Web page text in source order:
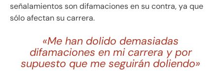
señalamientos son difamaciones en su contra, ya que
sólo afectan su carrera.
«Me han dolido demasiadas
difamaciones en mi carrera y por
supuesto que me seguirán doliendo»